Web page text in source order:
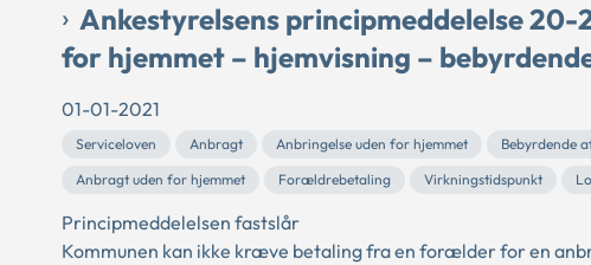
Ankestyrelsens principmeddelelse
for hjemmet – hjemvisning –
01-01-2021
Serviceloven Anbragt Anbringelse uden for hjemmet Bebyrdende
Anbragt uden for hjemmet
Forældrebetaling Virkningstidspunkt
Principmeddelelsen fastslår
Kommunen kan ikke kræve betaling fra en forælder for en